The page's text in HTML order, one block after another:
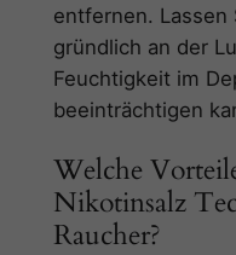
entfernen. Lassen
gründlich an der
Feuchtigkeit im
beeinträchtigen
Welche
Nikotinsalz
Raucher?